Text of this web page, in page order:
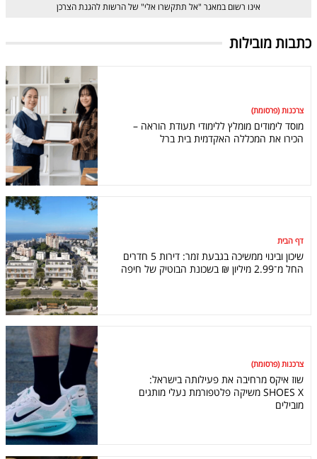
אינו רשום במאגר "אל תתקשרו אלי" של הרשות להגנת הצרכן
כתבות מובילות
צרכנות (פרסומת)
מוסד לימודים מומלץ ללימודי תעודת הוראה –
הכירו את המכללה האקדמית בית ברל
דף הבית
שיכון ובינוי ממשיכה בגבעת זמר: דירות 5 חדרים
החל מ־2.99 מיליון ₪ בשכונת הבוטיק של חיפה
צרכנות (פרסומת)
שוז איקס מרחיבה את פעילותה בישראל:
SHOES X משיקה פלטפורמת נעלי מותגים
מובילים